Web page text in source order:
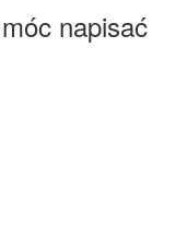
napisać